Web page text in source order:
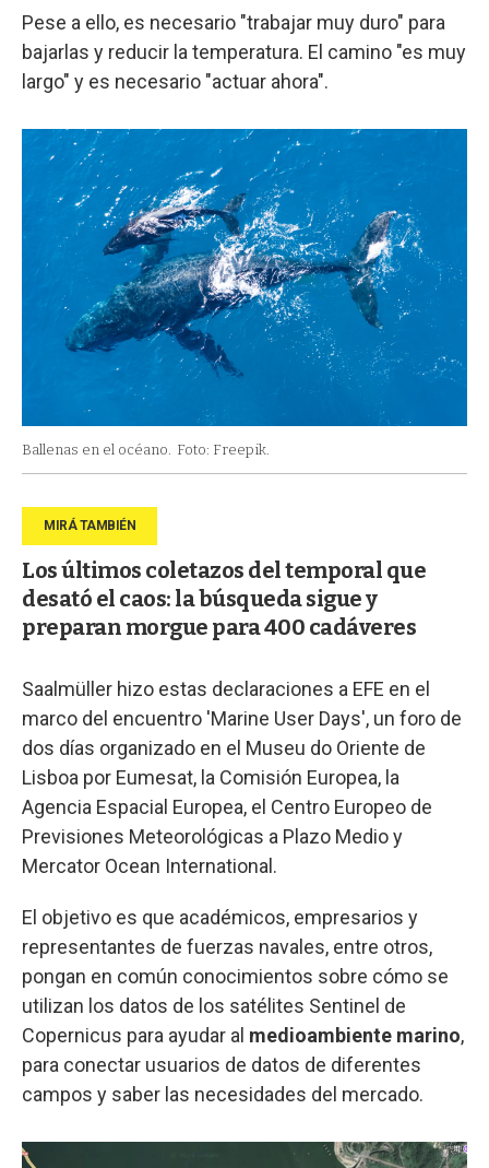
Pese a ello, es necesario "trabajar muy duro" para
bajarlas y reducir la temperatura. El camino "es muy
largo" y es necesario "actuar ahora".
Ballenas en el océano. Foto: Freepik.
Los últimos coletazos del temporal que
desató el caos: la búsqueda sigue y
preparan morgue para 400 cadáveres
Saalmüller hizo estas declaraciones a EFE en el
marco del encuentro 'Marine User Days', un foro de
dos días organizado en el Museu do Oriente de
Lisboa por Eumesat, la Comisión Europea, la
Agencia Espacial Europea, el Centro Europeo de
Previsiones Meteorológicas a Plazo Medio y
Mercator Ocean International.
El objetivo es que académicos, empresarios y
representantes de fuerzas navales, entre otros,
pongan en común conocimientos sobre cómo se
utilizan los datos de los satélites Sentinel de
Copernicus para ayudar al medioambiente marino,
para conectar usuarios de datos de diferentes
campos y saber las necesidades del mercado.